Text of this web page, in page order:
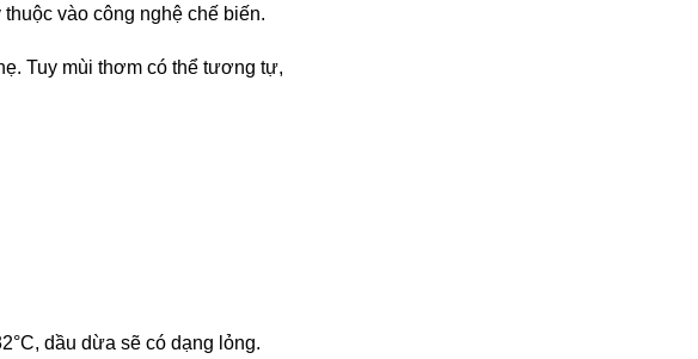
vào công nghệ chế biến.
Tuy mùi thơm có thể tương tự,
dầu dừa sẽ có dạng lỏng.